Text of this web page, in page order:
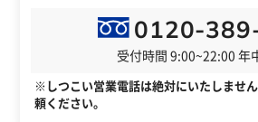
0120-
受付時間 9:00~22:00 年
※しつこい営業電話は絶対にいたしませ
頼ください。